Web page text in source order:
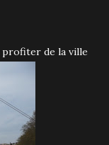
profiter de la ville